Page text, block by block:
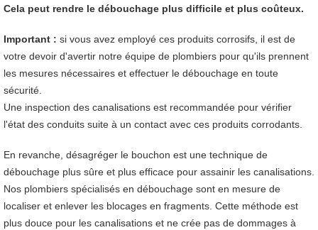
Cela peut rendre le débouchage plus difficile et plus coûteux.
Important : si vous avez employé ces produits corrosifs, il est de
votre devoir d'avertir notre équipe de plombiers pour qu'ils prennent
les mesures nécessaires et effectuer le débouchage en toute
sécurité.
Une inspection des canalisations est recommandée pour vérifier
l'état des conduits suite à un contact avec ces produits corrodants.
En revanche, désagréger le bouchon est une technique de
débouchage plus sûre et plus efficace pour assainir les canalisations.
Nos plombiers spécialisés en débouchage sont en mesure de
localiser et enlever les blocages en fragments. Cette méthode est
plus douce pour les canalisations et ne crée pas de dommages à